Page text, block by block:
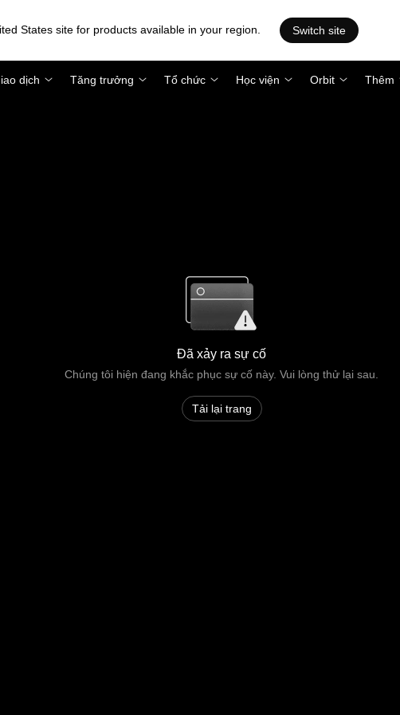
States site for products available in your region. Switch site
dịch Tăng trưởng Tổ chức Học viện Orbit Thêm
Đã xảy ra sự cố
Chúng tôi hiện đang khắc phục sự cố này. Vui lòng thử lại sau.
Tải lại trang